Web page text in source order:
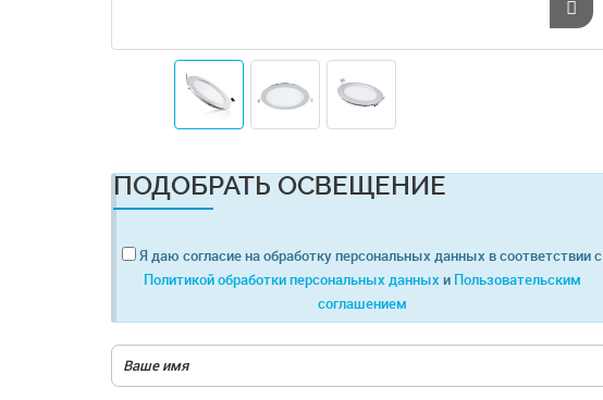
ПОДОБРАТЬ ОСВЕЩЕНИЕ
Я даю согласие на обработку персональных данных в соответствии с
Политикой обработки персональных данных и Пользовательским
соглашением